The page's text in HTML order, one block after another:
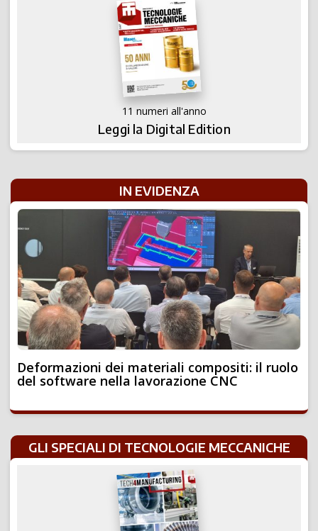
11 numeri all'anno
Leggi la Digital Edition
IN EVIDENZA
Deformazioni dei materiali compositi: il ruolo
del software nella lavorazione CNC
GLI SPECIALI DI TECNOLOGIE MECCANICHE